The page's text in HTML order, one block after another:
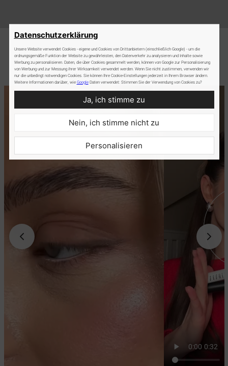
Datenschutzerklärung
Unsere Website verwendet Cookies - eigene und Cookies von Drittanbietern (einschließlich Google) - um die
ordnungsgemäße Funktion der Website zu gewährleisten, den Datenverkehr zu analysieren und Inhalte sowie
Werbung zu personalisieren. Daten, die über Cookies gesammelt werden, können von Google zur Personalisierung
von Werbung und zur Messung ihrer Wirksamkeit verwendet werden. Wenn Sie nicht zustimmen, verwenden wir
nur die unbedingt notwendigen Cookies. Sie können Ihre Cookie-Einstellungen jederzeit in Ihrem Browser ändern.
Weitere Informationen darüber, wie GoogleDaten verwendet: Stimmen Sie der Verwendung von Cookies zu?
Ja, ich stimme zu
Nein, ich stimme nicht zu
Personalisieren